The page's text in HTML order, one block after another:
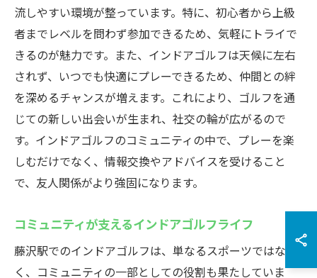
流しやすい環境が整っています。特に、初心者から上級
者までレベルを問わず参加できるため、気軽にトライで
きるのが魅力です。また、インドアゴルフは天候に左右
されず、いつでも快適にプレーできるため、仲間との絆
を深めるチャンスが増えます。これにより、ゴルフを通
じての新しい出会いが生まれ、社交の輪が広がるので
す。インドアゴルフのコミュニティの中で、プレーを楽
しむだけでなく、情報交換やアドバイスを受けること
で、友人関係がより強固になります。
コミュニティが支えるインドアゴルフライフ
藤沢駅でのインドアゴルフは、単なるスポーツではな
く、コミュニティの一部としての役割も果たしていま